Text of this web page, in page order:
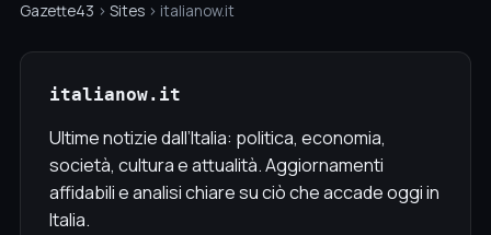
Gazette43 › Sites › italianow.it
italianow.it
Ultime notizie dall’Italia: politica, economia,
società, cultura e attualità. Aggiornamenti
affidabili e analisi chiare su ciò che accade oggi in
Italia.